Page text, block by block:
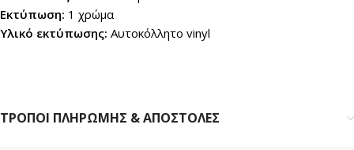
Εκτύπωση: 1 χρώμα
Υλικό εκτύπωσης: Αυτοκόλλητο vinyl
ΤΡΟΠΟΙ ΠΛΗΡΩΜΗΣ & ΑΠΟΣΤΟΛΕΣ